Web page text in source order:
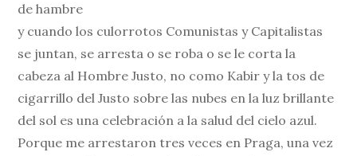
de hambre
y cuando los culorrotos Comunistas y Capitalistas
se juntan, se arresta o se roba o se le corta la
cabeza al Hombre Justo, no como Kabir y la tos de
cigarrillo del Justo sobre las nubes en la luz brillante
del sol es una celebración a la salud del cielo azul.
Porque me arrestaron tres veces en Praga, una vez